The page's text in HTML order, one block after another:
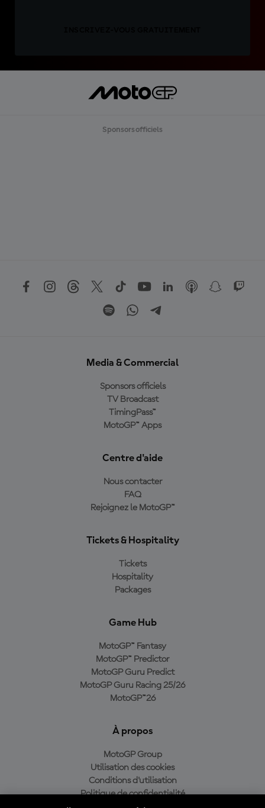
Sponsors officiels
Media & Commercial
Sponsors officiels
TV Broadcast
TimingPass™
MotoGP™ Apps
Centre d'aide
Nous contacter
FAQ
Rejoignez le MotoGP™
Tickets & Hospitality
Tickets
Hospitality
Packages
Game Hub
MotoGP™ Fantasy
MotoGP™ Predictor
MotoGP Guru Predict
MotoGP Guru Racing 25/26
MotoGP™26
À propos
MotoGP Group
Utilisation des cookies
Conditions d'utilisation
Politique de confidentialité